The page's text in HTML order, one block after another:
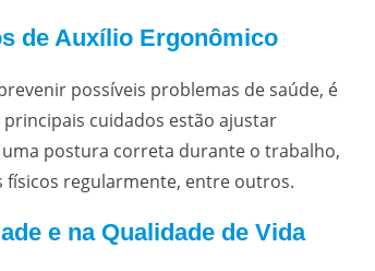
de Auxílio Ergonômico
possíveis problemas de saúde, é
cuidados estão ajustar
postura correta durante o trabalho,
físicos regularmente, entre outros.
e na Qualidade de Vida